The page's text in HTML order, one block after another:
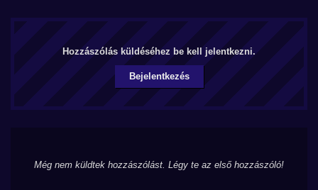
Hozzászólás küldéséhez be kell jelentkezni.
Bejelentkezés
Még nem küldtek hozzászólást. Légy te az első hozzászóló!